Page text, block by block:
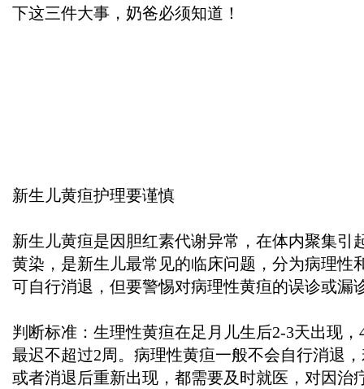
下这三件大事，奶爸必须知道！
新生儿黄疸护理要谨慎
新生儿黄疸是因胆红素代谢异常，在体内聚集引
黄染，是新生儿最常见的临床问题，分为病理性
可自行消退，但要警惕对病理性黄疸的误诊或漏
判断标准：生理性黄疸在足月儿生后2-3天出现
最迟不超过2周。病理性黄疸一般不会自行消退
或者消退后重新出现，都需要及时就医，对因治